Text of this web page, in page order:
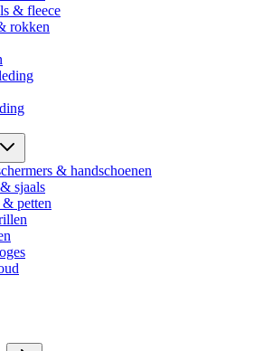
& fleece
rokken
& handschoenen
sjaals
petten